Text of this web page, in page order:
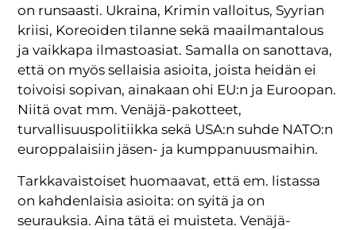
on runsaasti. Ukraina, Krimin valloitus, Syyrian
kriisi, Koreoiden tilanne sekä maailmantalous
ja vaikkapa ilmastoasiat. Samalla on sanottava,
että on myös sellaisia asioita, joista heidän ei
toivoisi sopivan, ainakaan ohi EU:n ja Euroopan.
Niitä ovat mm. Venäjä-pakotteet,
turvallisuuspolitiikka sekä USA:n suhde NATO:n
europpalaisiin jäsen- ja kumppanuusmaihin.
Tarkkavaistoiset huomaavat, että em. listassa
on kahdenlaisia asioita: on syitä ja on
seurauksia. Aina tätä ei muisteta. Venäjä-